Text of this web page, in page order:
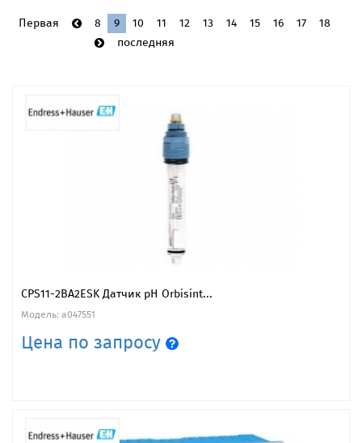
Первая 8 9 10 11 12 13 14 15 16 17
18
последняя
CPS11-2BA2ESK Датчик pH Orbisint...
Модель: a047551
Цена по запросу